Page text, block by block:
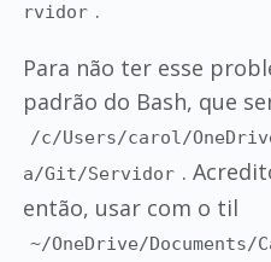
rvidor .
Para não ter esse
padrão do Bash, que
/c/Users/carol/
a/Git/Servidor .
então, usar com o til
~/OneDrive/